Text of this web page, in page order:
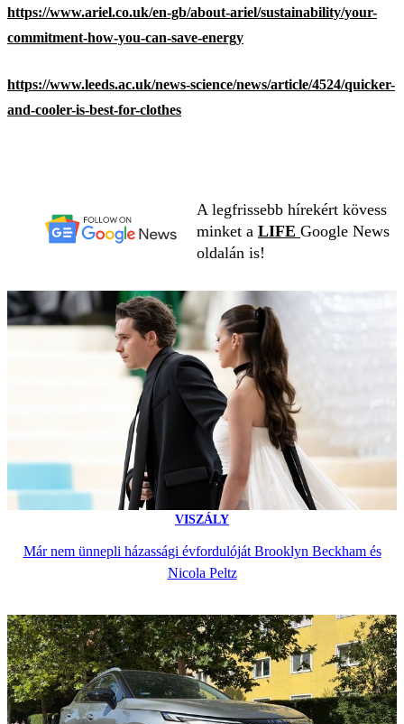
https://www.ariel.co.uk/en-gb/about-ariel/sustainability/your-
commitment-how-you-can-save-energy
https://www.leeds.ac.uk/news-science/news/article/4524/quicker-
and-cooler-is-best-for-clothes
A legfrissebb hírekért kövess
minket a LIFE Google News
oldalán is!
VISZÁLY
Már nem ünnepli házassági évfordulóját Brooklyn Beckham és
Nicola Peltz